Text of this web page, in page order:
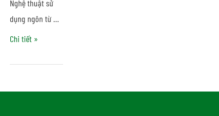
TRONG
GIAO TIẾP
TẠI CÔNG
Nghệ thuật sử
dụng ngôn từ …
Chi tiết »